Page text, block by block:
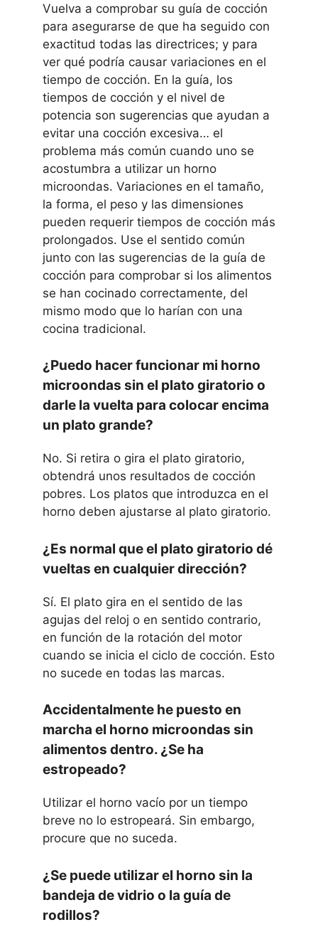
Vuelva a comprobar su guía de cocción
para asegurarse de que ha seguido con
exactitud todas las directrices; y para
ver qué podría causar variaciones en el
tiempo de cocción. En la guía, los
tiempos de cocción y el nivel de
potencia son sugerencias que ayudan a
evitar una cocción excesiva… el
problema más común cuando uno se
acostumbra a utilizar un horno
microondas. Variaciones en el tamaño,
la forma, el peso y las dimensiones
pueden requerir tiempos de cocción más
prolongados. Use el sentido común
junto con las sugerencias de la guía de
cocción para comprobar si los alimentos
se han cocinado correctamente, del
mismo modo que lo harían con una
cocina tradicional.
¿Puedo hacer funcionar mi horno
microondas sin el plato giratorio o
darle la vuelta para colocar encima
un plato grande?
No. Si retira o gira el plato giratorio,
obtendrá unos resultados de cocción
pobres. Los platos que introduzca en el
horno deben ajustarse al plato giratorio.
¿Es normal que el plato giratorio dé
vueltas en cualquier dirección?
Sí. El plato gira en el sentido de las
agujas del reloj o en sentido contrario,
en función de la rotación del motor
cuando se inicia el ciclo de cocción. Esto
no sucede en todas las marcas.
Accidentalmente he puesto en
marcha el horno microondas sin
alimentos dentro. ¿Se ha
estropeado?
Utilizar el horno vacío por un tiempo
breve no lo estropeará. Sin embargo,
procure que no suceda.
¿Se puede utilizar el horno sin la
bandeja de vidrio o la guía de
rodillos?